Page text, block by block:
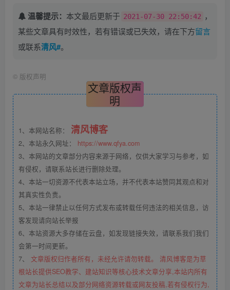
温馨提示： 本文最后更新于 2021-07-30 22:50:42
，
某些文章具有时效性，若有错误或已失效，请在下方留言
或联系清风#。
© 版权声明
文章版权声
明
1、本网站名称： 清风博客
2、本站永久网址： https://www.qfya.com
3、本网站的文章部分内容来源于网络，仅供大家学习与参考，如
有侵权，请联系站长进行删除处理。
4、本站一切资源不代表本站立场，并不代表本站赞同其观点和对
其真实性负责。
5、本站一律禁止以任何方式发布或转载任何违法的相关信息，访
客发现请向站长举报
6、本站资源大多存储在云盘，如发现链接失效，请联系我们我们
会第一时间更新。
7、 文章版权归作者所有，未经允许请勿转载。 清风博客是为草
根站长提供SEO教学、建站知识等核心技术文章分享,本站内所有
文章为站长总结以及部分网络资源转载或网友投稿,若有侵权行为,